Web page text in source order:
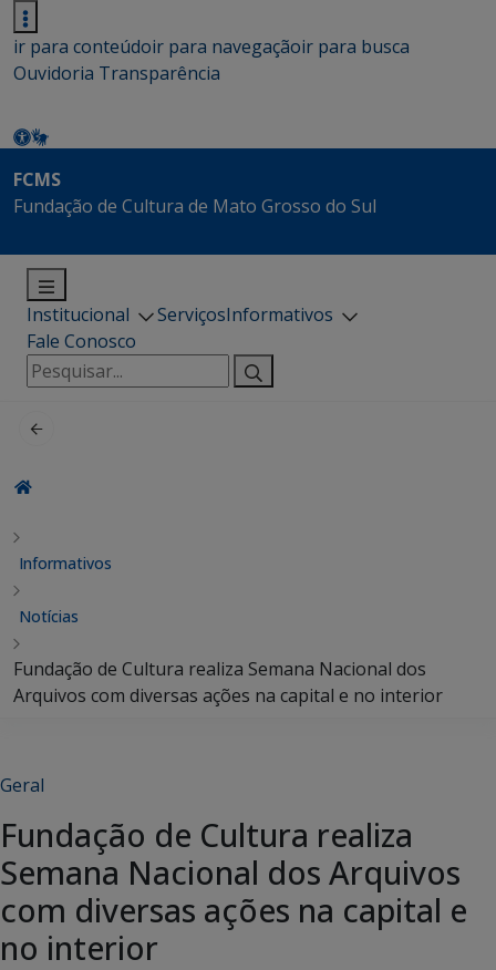
ir para conteúdoir para navegaçãoir para busca
Ouvidoria Transparência
FCMS
Fundação de Cultura de Mato Grosso do Sul
Institucional ServiçosInformativos
Fale Conosco
Pesquisar
por:
Informativos
Notícias
Fundação de Cultura realiza Semana Nacional dos
Arquivos com diversas ações na capital e no interior
Geral
Fundação de Cultura realiza
Semana Nacional dos Arquivos
com diversas ações na capital e
no interior